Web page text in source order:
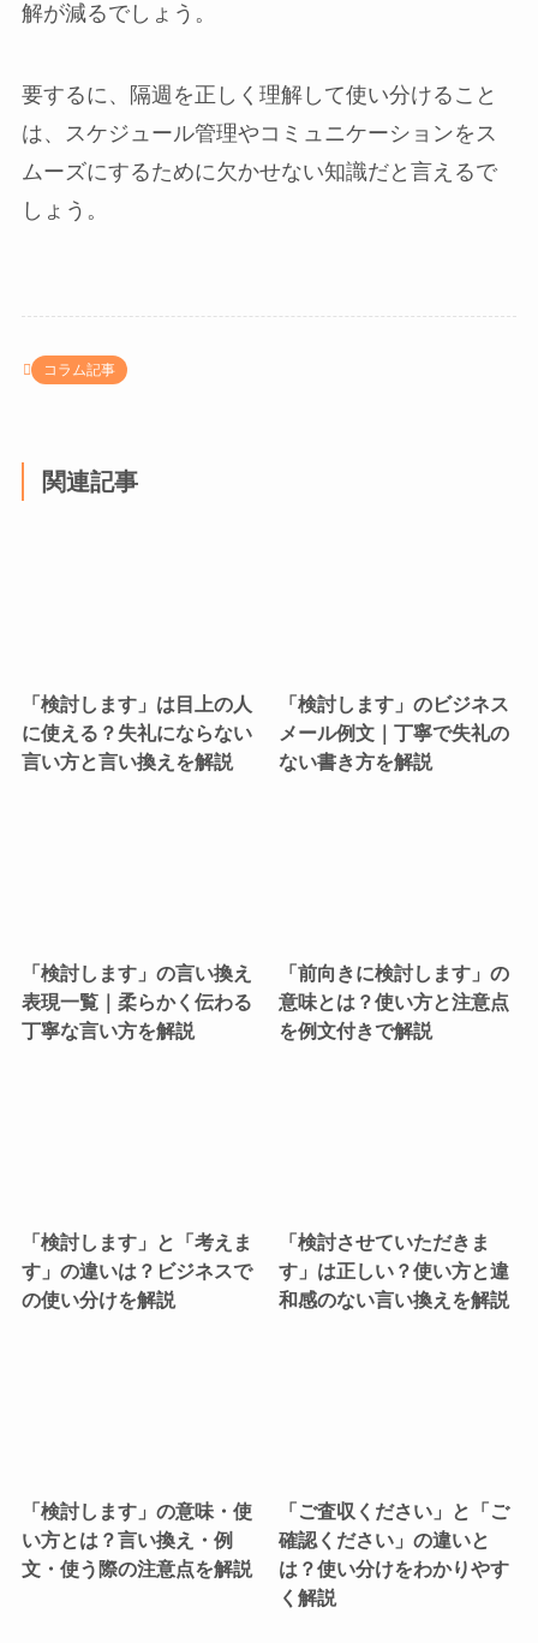
解が減るでしょう。
要するに、隔週を正しく理解して使い分けること
は、スケジュール管理やコミュニケーションをス
ムーズにするために欠かせない知識だと言えるで
しょう。
コラム記事
関連記事
「検討します」は目上の人
に使える？失礼にならない
言い方と言い換えを解説
「検討します」のビジネス
メール例文｜丁寧で失礼の
ない書き方を解説
「検討します」の言い換え
表現一覧｜柔らかく伝わる
丁寧な言い方を解説
「前向きに検討します」の
意味とは？使い方と注意点
を例文付きで解説
「検討します」と「考えま
す」の違いは？ビジネスで
の使い分けを解説
「検討させていただきま
す」は正しい？使い方と違
和感のない言い換えを解説
「検討します」の意味・使
い方とは？言い換え・例
文・使う際の注意点を解説
「ご査収ください」と「ご
確認ください」の違いと
は？使い分けをわかりやす
く解説